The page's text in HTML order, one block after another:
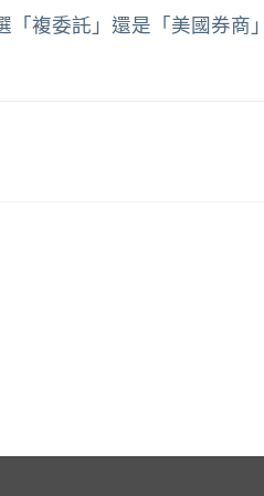
「複委託」還是「美國券商